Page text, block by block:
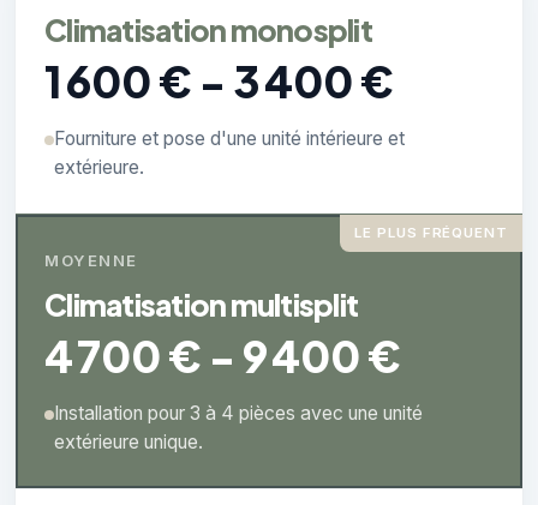
Climatisation monosplit
1 600 € - 3 400 €
Fourniture et pose d'une unité intérieure et
extérieure.
LE PLUS FRÉQUENT
MOYENNE
Climatisation multisplit
4 700 € - 9 400 €
Installation pour 3 à 4 pièces avec une unité
extérieure unique.